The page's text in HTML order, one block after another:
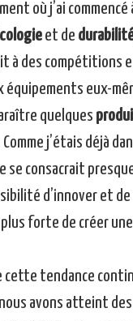
où j’ai
et de
à des compétitions
équipements eux-
quelques
j’étais déjà
consacrait
d’innover et
forte de créer
cette tendance
avons atteint